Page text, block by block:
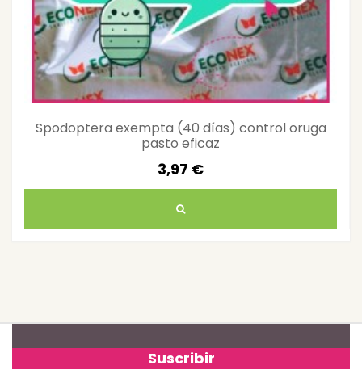
Spodoptera exempta (40 días) control oruga
pasto eficaz
3,97 €
Suscribir